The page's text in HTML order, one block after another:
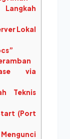
Lokal
via
Teknis
(Port